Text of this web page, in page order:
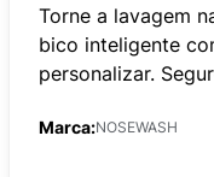
Torne a lavagem
bico inteligente
personalizar.
Marca:NOSEWASH